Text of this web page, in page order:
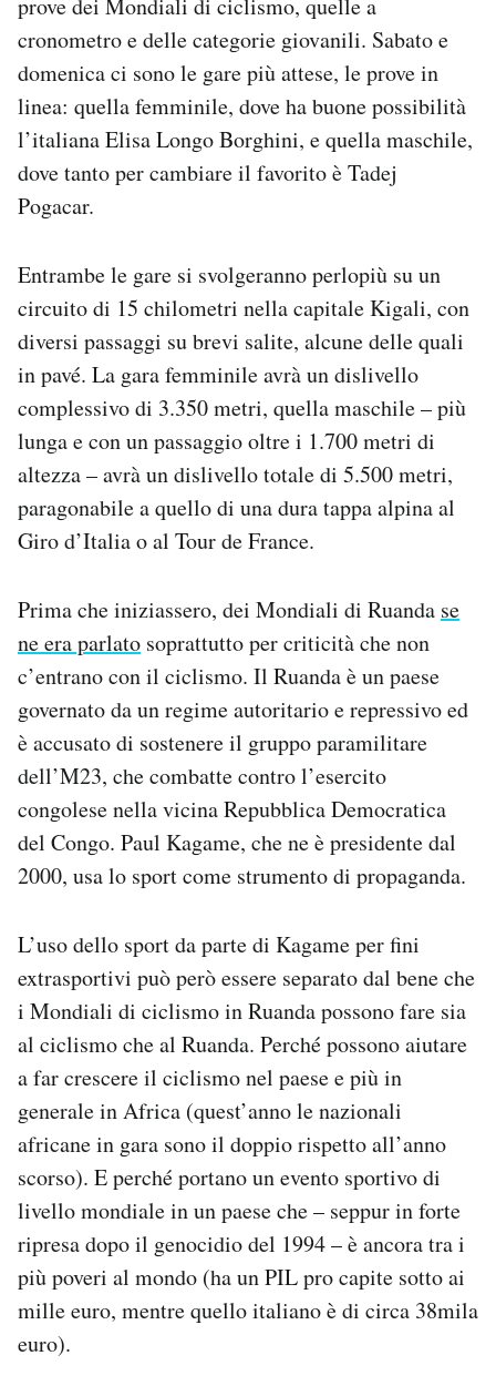
cronometro e delle categorie giovanili. Sabato e
domenica ci sono le gare più attese, le prove in
linea: quella femminile, dove ha buone possibilità
l’italiana Elisa Longo Borghini, e quella maschile,
dove tanto per cambiare il favorito è Tadej
Pogacar.
Entrambe le gare si svolgeranno perlopiù su un
circuito di 15 chilometri nella capitale Kigali, con
diversi passaggi su brevi salite, alcune delle quali
in pavé. La gara femminile avrà un dislivello
complessivo di 3.350 metri, quella maschile – più
lunga e con un passaggio oltre i 1.700 metri di
altezza – avrà un dislivello totale di 5.500 metri,
paragonabile a quello di una dura tappa alpina al
Giro d’Italia o al Tour de France.
Prima che iniziassero, dei Mondiali di Ruanda se
ne era parlato soprattutto per criticità che non
c’entrano con il ciclismo. Il Ruanda è un paese
governato da un regime autoritario e repressivo ed
è accusato di sostenere il gruppo paramilitare
dell’M23, che combatte contro l’esercito
congolese nella vicina Repubblica Democratica
del Congo. Paul Kagame, che ne è presidente dal
2000, usa lo sport come strumento di propaganda.
L’uso dello sport da parte di Kagame per fini
extrasportivi può però essere separato dal bene che
i Mondiali di ciclismo in Ruanda possono fare sia
al ciclismo che al Ruanda. Perché possono aiutare
a far crescere il ciclismo nel paese e più in
generale in Africa (quest’anno le nazionali
africane in gara sono il doppio rispetto all’anno
scorso). E perché portano un evento sportivo di
livello mondiale in un paese che – seppur in forte
ripresa dopo il genocidio del 1994 – è ancora tra i
più poveri al mondo (ha un PIL pro capite sotto ai
mille euro, mentre quello italiano è di circa 38mila
euro).